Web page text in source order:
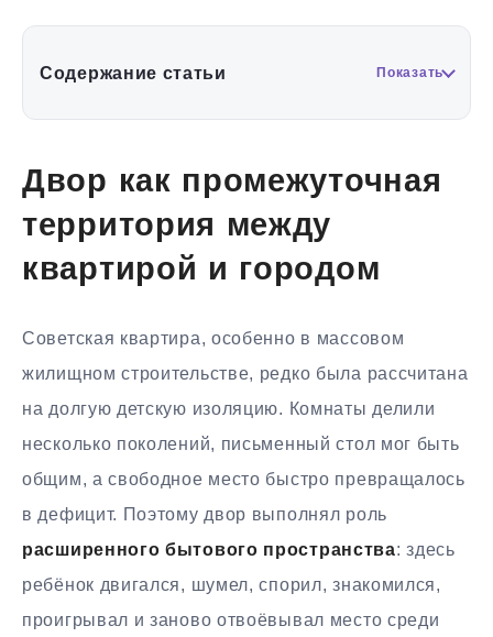
Содержание статьи Показать
Двор как промежуточная
территория между
квартирой и городом
Советская квартира, особенно в массовом
жилищном строительстве, редко была рассчитана
на долгую детскую изоляцию. Комнаты делили
несколько поколений, письменный стол мог быть
общим, а свободное место быстро превращалось
в дефицит. Поэтому двор выполнял роль
расширенного бытового пространства: здесь
ребёнок двигался, шумел, спорил, знакомился,
проигрывал и заново отвоёвывал место среди